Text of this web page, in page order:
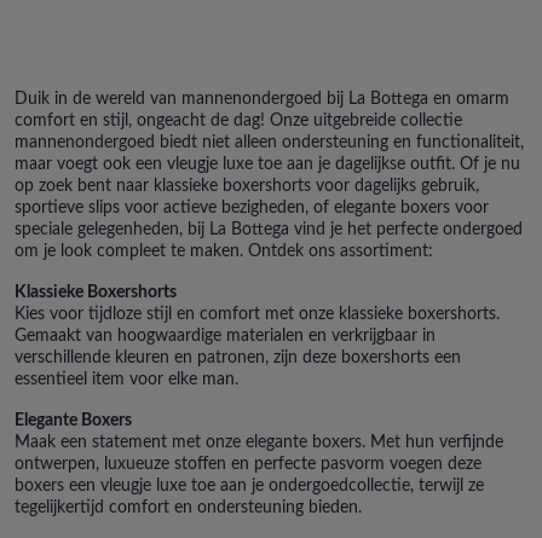
Duik in de wereld van mannenondergoed bij La Bottega en omarm
comfort en stijl, ongeacht de dag! Onze uitgebreide collectie
mannenondergoed biedt niet alleen ondersteuning en functionaliteit,
maar voegt ook een vleugje luxe toe aan je dagelijkse outfit. Of je nu
op zoek bent naar klassieke boxershorts voor dagelijks gebruik,
sportieve slips voor actieve bezigheden, of elegante boxers voor
speciale gelegenheden, bij La Bottega vind je het perfecte ondergoed
om je look compleet te maken. Ontdek ons assortiment:
Klassieke Boxershorts
Kies voor tijdloze stijl en comfort met onze klassieke boxershorts.
Gemaakt van hoogwaardige materialen en verkrijgbaar in
verschillende kleuren en patronen, zijn deze boxershorts een
essentieel item voor elke man.
Elegante Boxers
Maak een statement met onze elegante boxers. Met hun verfijnde
ontwerpen, luxueuze stoffen en perfecte pasvorm voegen deze
boxers een vleugje luxe toe aan je ondergoedcollectie, terwijl ze
tegelijkertijd comfort en ondersteuning bieden.